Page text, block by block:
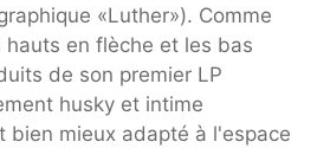
«Luther»). Comme
en flèche et les bas
de son premier LP
husky et intime
bien mieux adapté à l'espace